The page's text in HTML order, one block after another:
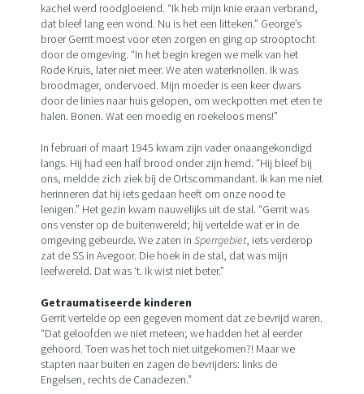
kachel werd roodgloeiend. “Ik heb mijn knie eraan verbrand,
dat bleef lang een wond. Nu is het een litteken.” George’s
broer Gerrit moest voor eten zorgen en ging op strooptocht
door de omgeving. “In het begin kregen we melk van het
Rode Kruis, later niet meer. We aten waterknollen. Ik was
broodmager, ondervoed. Mijn moeder is een keer dwars
door de linies naar huis gelopen, om weckpotten met eten te
halen. Bonen. Wat een moedig en roekeloos mens!”
In februari of maart 1945 kwam zijn vader onaangekondigd
langs. Hij had een half brood onder zijn hemd. “Hij bleef bij
ons, meldde zich ziek bij de Ortscommandant. Ik kan me niet
herinneren dat hij iets gedaan heeft om onze nood te
lenigen.” Het gezin kwam nauwelijks uit de stal. “Gerrit was
ons venster op de buitenwereld; hij vertelde wat er in de
omgeving gebeurde. We zaten in Sperrgebiet, iets verderop
zat de SS in Avegoor. Die hoek in de stal, dat was mijn
leefwereld. Dat was ‘t. Ik wist niet beter.”
Getraumatiseerde kinderen
Gerrit vertelde op een gegeven moment dat ze bevrijd waren.
“Dat geloofden we niet meteen; we hadden het al eerder
gehoord. Toen was het toch niet uitgekomen?! Maar we
stapten naar buiten en zagen de bevrijders: links de
Engelsen, rechts de Canadezen.”